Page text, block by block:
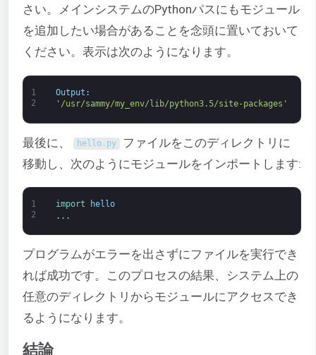
さい。メインシステムのPythonパスにもモジュール
を追加したい場合があることを念頭に置いておいて
ください。表示は次のようになります。
1
2
Output :
'/usr/sammy/my_env/lib/python3.5/site-packages'
最後に、 hello. py ファイルをこのディレクトリに
移動し、次のようにモジュールをインポートします:
1
2
import
hello
. . .
プログラムがエラーを出さずにファイルを実行でき
れば成功です。このプロセスの結果、システム上の
任意のディレクトリからモジュールにアクセスでき
るようになります。
結論